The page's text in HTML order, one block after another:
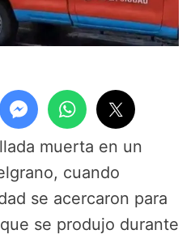
muerta en un
cuando
se acercaron para
se produjo durante